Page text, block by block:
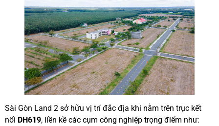
Sài Gòn Land 2 sở hữu vị trí đắc địa khi nằm trên trục kết
nối DH619, liền kề các cụm công nghiệp trọng điểm như: